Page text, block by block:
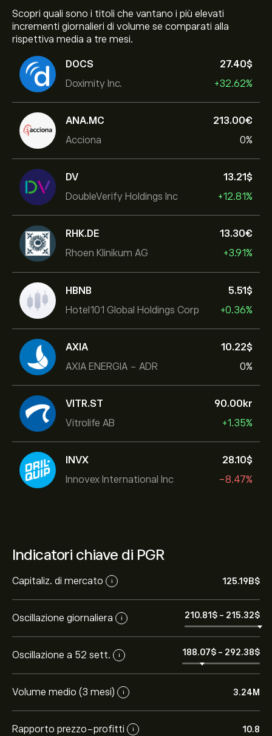
Scopri quali sono i titoli che vantano i più elevati
incrementi giornalieri di volume se comparati alla
rispettiva media a tre mesi.
DOCS
Doximity Inc.
27.40‎$‎
+32.62%
ANA.MC
Acciona
213.00‎€‎
0%
DV
DoubleVerify Holdings Inc
13.21‎$‎
+12.81%
RHK.DE
Rhoen Klinikum AG
13.30‎€‎
+3.91%
HBNB
Hotel101 Global Holdings Corp
5.51‎$‎
+0.36%
AXIA
AXIA ENERGIA - ADR
10.22‎$‎
0%
VITR.ST
Vitrolife AB
90.00‎kr‎
+1.35%
INVX
Innovex International Inc
28.10‎$‎
-8.47%
Indicatori chiave di PGR
Capitaliz. di mercato i 125.19B‎$‎
Oscillazione giornaliera i 210.81‎$‎ - 215.32‎$‎
Oscillazione a 52 sett. i 188.07‎$‎ - 292.38‎$‎
Volume medio (3 mesi) i 3.24M
Rapporto prezzo-profitti i 10.8